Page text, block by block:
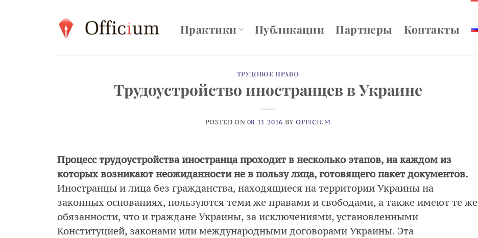
Практики Публикации Партнеры Контакты
ТРУДОВОЕ ПРАВО
Трудоустройство иностранцев в Украине
POSTED ON 08.11.2016 BYOFFICIUM
Процесс трудоустройства иностранца проходит в несколько этапов, на каждом из
которых возникают неожиданности не в пользу лица, готовящего пакет документов.
Иностранцы и лица без гражданства, находящиеся на территории Украины на
законных основаниях, пользуются теми же правами и свободами, а также имеют те же
обязанности, что и граждане Украины, за исключениями, установленными
Конституцией, законами или международными договорами Украины. Эта